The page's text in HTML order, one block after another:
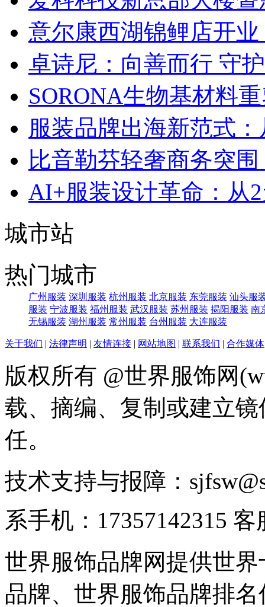
意尔康西湖锦鲤店开
卓诗尼：向善而行 守
SORONA生物基材料
服装品牌出海新范式
比音勒芬轻奢商务突
AI+服装设计革命：从
城市站
热门城市
广州服装 深圳服装 杭州服装 北京服装 东莞服装 汕头服
服装 宁波服装 福州服装 武汉服装 苏州服装 揭阳服装 南
无锡服装 湖州服装 常州服装 台州服装 大连服装
关于我们 | 法律声明 | 友情连接 | 网站地图 | 联系我们 | 合作媒体
版权所有 @世界服饰网
载、摘编、复制或建立
任。
技术支持与报障：
系手机：17357142315 客
世界服饰品牌网提供世
品牌、世界服饰品牌排